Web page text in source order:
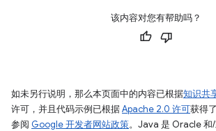
该内容对您有帮助吗？
如未另行说明，那么本页面中的内容已根据知识共
许可，并且代码示例已根据Apache 2.0 许可获得
参阅 Google 开发者网站政策。Java 是 Oracle 和